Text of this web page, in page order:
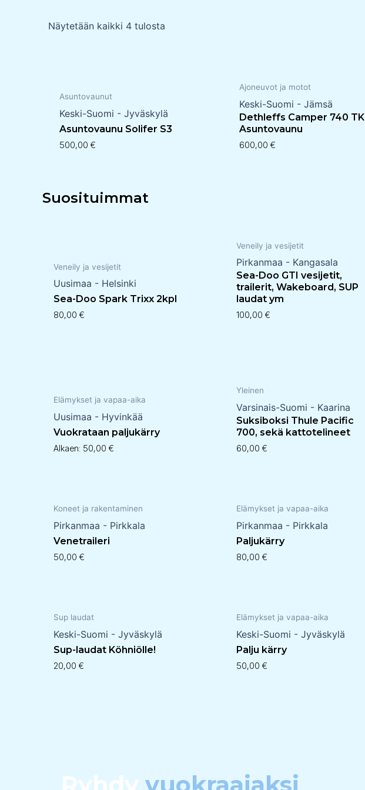
Näytetään kaikki 4 tulosta
Asuntovaunut
Keski-Suomi - Jyväskylä
Asuntovaunu Solifer S3
500,00€
Ajoneuvot ja motot
Keski-Suomi - Jämsä
Dethleffs Camper 740 TK
Asuntovaunu
600,00€
Suosituimmat
Veneily ja vesijetit
Uusimaa - Helsinki
Sea-Doo Spark Trixx 2kpl
80,00€
Veneily ja vesijetit
Pirkanmaa - Kangasala
Sea-Doo GTI vesijetit,
trailerit, Wakeboard, SUP
laudat ym
100,00€
Elämykset ja vapaa-aika
Uusimaa - Hyvinkää
Vuokrataan paljukärry
Alkaen: 50,00€
Yleinen
Varsinais-Suomi - Kaarina
Suksiboksi Thule Pacific
700, sekä kattotelineet
60,00€
Koneet ja rakentaminen
Pirkanmaa - Pirkkala
Venetraileri
50,00€
Elämykset ja vapaa-aika
Pirkanmaa - Pirkkala
Paljukärry
80,00€
Sup laudat
Keski-Suomi - Jyväskylä
Sup-laudat Köhniölle!
20,00€
Elämykset ja vapaa-aika
Keski-Suomi - Jyväskylä
Palju kärry
50,00€